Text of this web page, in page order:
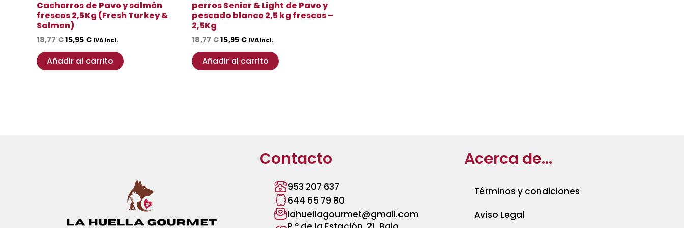
Cachorros de Pavo y salmón
frescos 2,5Kg (Fresh Turkey &
Salmon)
18,77€15,95 € IVA Incl.
Añadir al carrito
perros Senior & Light de Pavo y
pescado blanco 2,5 kg frescos –
2,5Kg
18,77€15,95 € IVA Incl.
Añadir al carrito
Contacto
953 207 637
644 65 79 80
lahuellagourmet@gmail.com
Acerca de...
Términos y condiciones
Aviso Legal